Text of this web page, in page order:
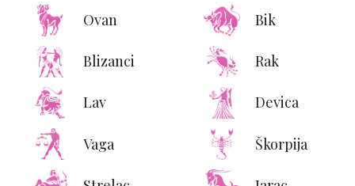
Ovan Bik
Blizanci Rak
Lav Devica
Vaga Škorpija